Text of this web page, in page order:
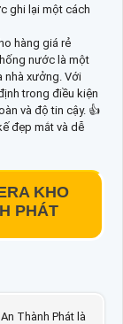
ghi lại một cách
hàng giá rẻ
nước là một
nhà xưởng. Với
trong điều kiện
và độ tin cậy. 👍
đẹp mắt và dễ
KHO
PHÁT
Thành Phát là